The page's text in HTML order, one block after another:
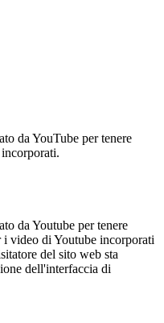
da YouTube per tenere
da Youtube per tenere
i video di Youtube incorporati
del sito web sta
dell'interfaccia di